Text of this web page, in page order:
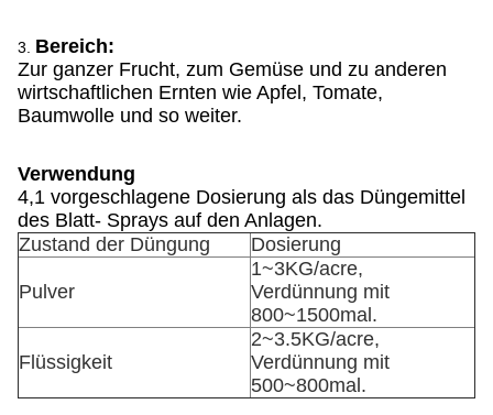
3. Bereich:
Zur ganzer Frucht, zum Gemüse und zu anderen
wirtschaftlichen Ernten wie Apfel, Tomate,
Baumwolle und so weiter.
Verwendung
4,1 vorgeschlagene Dosierung als das Düngemittel
des Blatt- Sprays auf den Anlagen.
Zustand der Düngung
Dosierung
Pulver
1~3KG/acre,
Verdünnung mit
800~1500mal.
Flüssigkeit
2~3.5KG/acre,
Verdünnung mit
500~800mal.